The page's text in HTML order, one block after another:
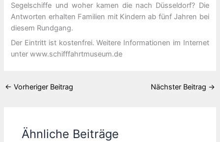
Segelschiffe und woher kamen die nach Düsseldorf? Die
Antworten erhalten Familien mit Kindern ab fünf Jahren bei
diesem Rundgang.
Der Eintritt ist kostenfrei. Weitere Informationen im Internet
unter www.schifffahrtmuseum.de
← Vorheriger Beitrag Nächster Beitrag →
Ähnliche Beiträge